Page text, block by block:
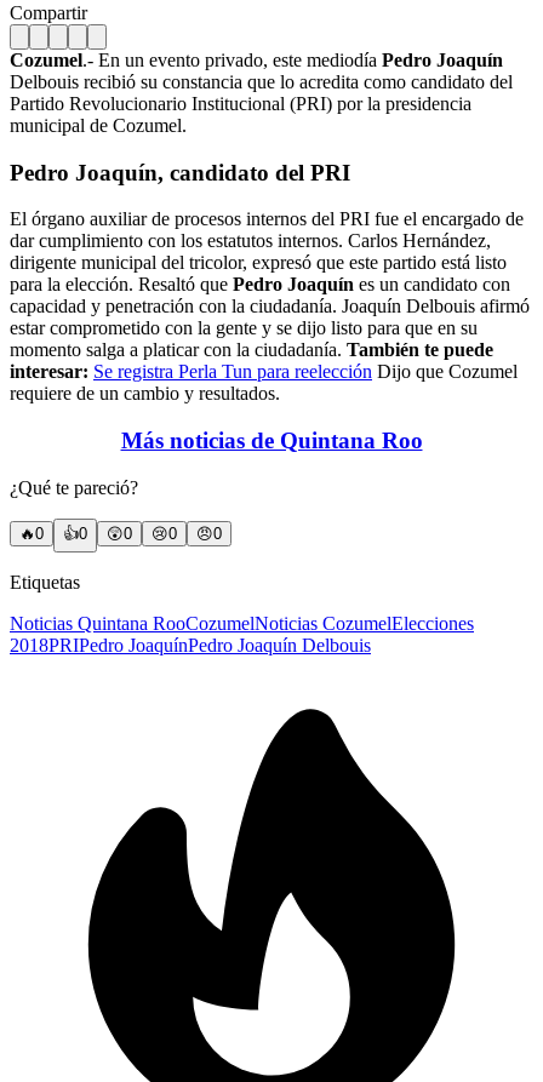
Compartir
Cozumel.- En un evento privado, este mediodía Pedro Joaquín
Delbouis recibió su constancia que lo acredita como candidato del
Partido Revolucionario Institucional (PRI) por la presidencia
municipal de Cozumel.
Pedro Joaquín, candidato del PRI
El órgano auxiliar de procesos internos del PRI fue el encargado de
dar cumplimiento con los estatutos internos. Carlos Hernández,
dirigente municipal del tricolor, expresó que este partido está listo
para la elección. Resaltó que Pedro Joaquín es un candidato con
capacidad y penetración con la ciudadanía. Joaquín Delbouis afirmó
estar comprometido con la gente y se dijo listo para que en su
momento salga a platicar con la ciudadanía. También te puede
interesar: Se registra Perla Tun para reelección Dijo que Cozumel
requiere de un cambio y resultados.
Más noticias de Quintana Roo
¿Qué te pareció?
🔥0 👍0 😲0 😢0 😠0
Etiquetas
Noticias Quintana RooCozumelNoticias CozumelElecciones
2018PRIPedro JoaquínPedro Joaquín Delbouis